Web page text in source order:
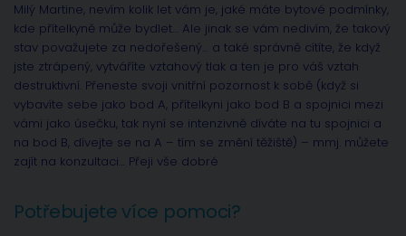
Milý Martine, nevím kolik let vám je, jaké máte bytové podmínky,
kde přítelkyně může bydlet… Ale jinak se vám nedivím, že takový
stav považujete za nedořešený… a také správně cítíte, že když
jste ztrápený, vytváříte vztahový tlak a ten je pro váš vztah
destruktivní. Přeneste svoji vnitřní pozornost k sobě (když si
vybavíte sebe jako bod A, přítelkyni jako bod B a spojnici mezi
vámi jako úsečku, tak nyní se intenzivně díváte na tu spojnici a
na bod B, dívejte se na A – tím se změní těžiště) – mmj. můžete
zajít na konzultaci… Přeji vše dobré
Potřebujete více pomoci?